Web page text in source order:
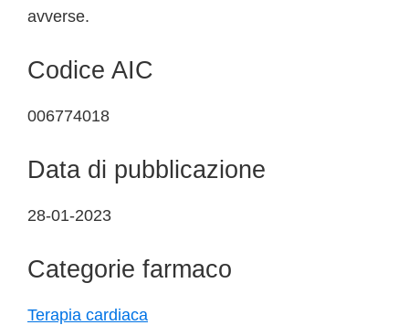
avverse.
Codice AIC
006774018
Data di pubblicazione
28-01-2023
Categorie farmaco
Terapia cardiaca